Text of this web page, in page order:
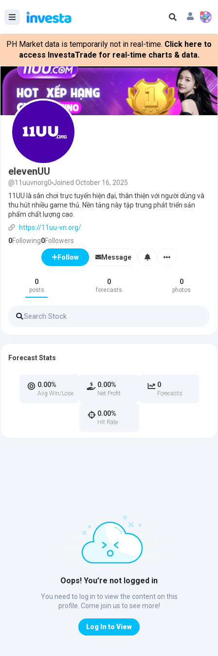
PH Market data is temporarily not in real-time. Click here to
access InvestaTrade for real-time charts & data.
elevenUU
@11uuvnorg0 Joined October 16, 2025
11UU là sân chơi trực tuyến hiện đại, thân thiện với người dùng và
thu hút nhiều game thủ. Nền tảng này tập trung phát triển sản
phẩm chất lượng cao.
https://11uu-vn.org/
0Following0Followers
Follow Message
0
posts
0
forecasts
0
photos
Oops! You’re not logged in
You need to log in to view the content on this
profile. Come join us to see more!
Log In to View
Forecast Stats
0.00%
Avg Win/Lose
0.00%
Net Profit
0
Forecasts
0.00%
Hit Rate